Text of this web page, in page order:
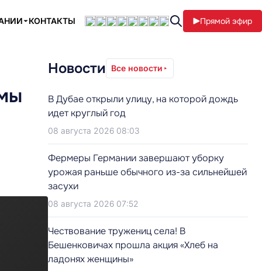
КОНТАКТЫ Прямой эфир
Новости Все новости
В Дубае открыли улицу, на которой дождь
идет круглый год
08 августа 2026 08:03
Фермеры Германии завершают уборку
урожая раньше обычного из-за сильнейшей
засухи
08 августа 2026 07:52
Чествование тружениц села! В
Бешенковичах прошла акция «Хлеб на
ладонях женщины»